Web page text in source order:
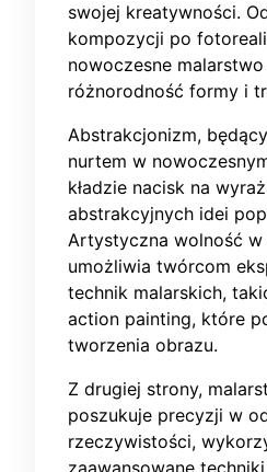
swojej kreatywności.
kompozycji po
nowoczesne
różnorodność formy i
Abstrakcjonizm,
nurtem w
kładzie nacisk na
abstrakcyjnych idei
Artystyczna wolność w
umożliwia twórcom
technik malarskich,
action painting, które
tworzenia obrazu.
Z drugiej strony,
poszukuje precyzji w
rzeczywistości,